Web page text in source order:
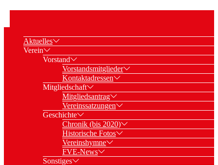
Aktuelles
Verein
Vorstand
Vorstandsmitglieder
Kontaktadressen
Mitgliedschaft
Mitgliedsantrag
Vereinssatzungen
Geschichte
Chronik (bis 2020)
Historische Fotos
Vereinshymne
FVE-News
Sonstiges